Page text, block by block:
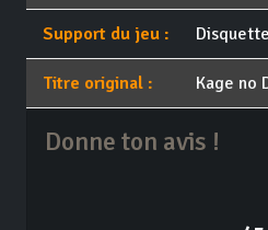
Support du jeu : Disquette
Titre original : Kage no
Donne ton avis !